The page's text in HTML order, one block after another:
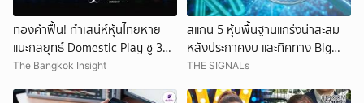
ทองคำฟื้น! ทำเสน่ห์หุ้นไทยหาย
แนะกลยุทธ์ Domestic Play ชู 3
หุ้นเด่น
The Bangkok Insight
สแกน 5 หุ้นพื้นฐานแกร่งน่าสะสม
หลังประกาศงบ และทิศทาง Big
Tech ในเวลานี้
THE SIGNALs